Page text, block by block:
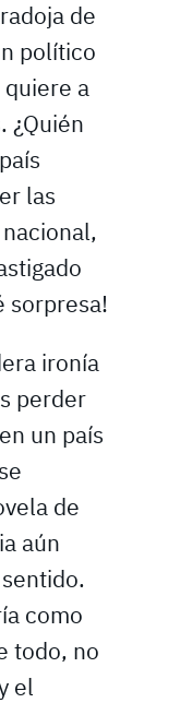
de
político
a
¿Quién
las
sorpresa!
ironía
perder
un país
de
aún
como
todo, no
el